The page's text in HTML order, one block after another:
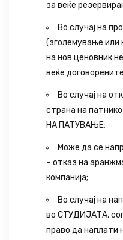
за веќе
Во случај на
(зголемување или
на нов ценовник
веќе
Во случај на
страна на
НА ПАТУВАЊЕ;
Може да се
– отказ на
компанија;
Во случај на
во СТУДИЈАТА,
право да наплати